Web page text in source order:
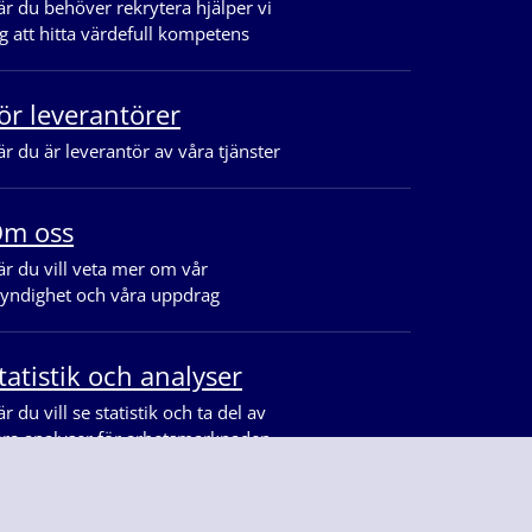
du behöver rekrytera hjälper vi
att hitta värdefull kompetens
leverantörer
du är leverantör av våra tjänster
oss
du vill veta mer om vår
och våra uppdrag
och analyser
du vill se statistik och ta del av
analyser för arbetsmarknaden